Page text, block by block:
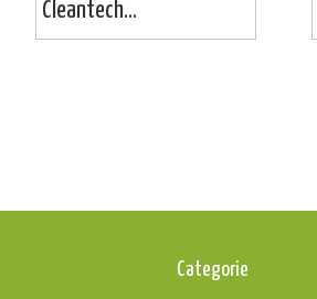
Cleantech...
Categorie